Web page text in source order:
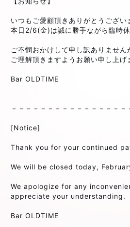
いつもご愛顧頂きありがとうござい
本日2/6(金)は誠に勝手ながら臨時休
ご不憫おかけして申し訳ありません
ご理解頂きますようお願い申し上げ
Bar OLDTIME
－－－－－－－－－－－－－－－－
[Notice]
Thank you for your continued
We will be closed today,
We apologize for any
appreciate your understanding.
Bar OLDTIME